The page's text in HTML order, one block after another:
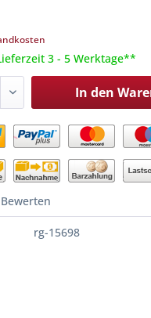
3 - 5 Werktage**
In den
Bewerten
rg-15698